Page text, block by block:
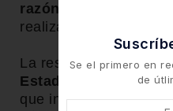
razón de género
realizadas durante la
La resolución del
Estado de Querétaro
que incluyen multa
Se el primero en
de